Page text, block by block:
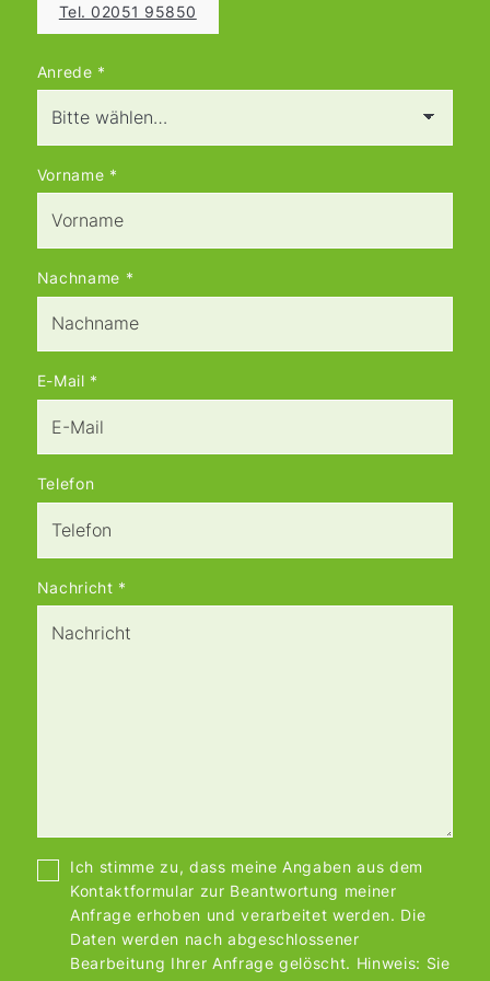
Tel. 02051 95850
Anrede *
Vorname *
Nachname *
E-Mail *
Telefon
Nachricht *
Ich stimme zu, dass meine Angaben aus dem
Kontaktformular zur Beantwortung meiner
Anfrage erhoben und verarbeitet werden. Die
Daten werden nach abgeschlossener
Bearbeitung Ihrer Anfrage gelöscht. Hinweis: Sie